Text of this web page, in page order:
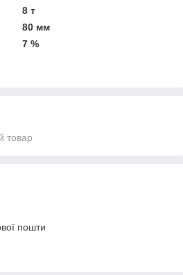
8 т
80 мм
7 %
товар
пошти